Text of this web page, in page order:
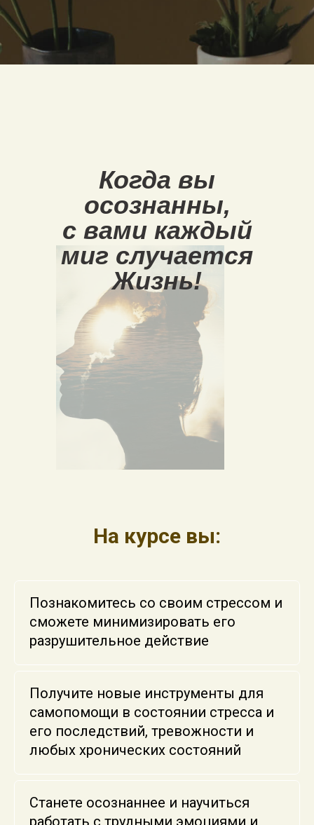
Когда вы
осознанны,
с вами каждый
миг случается
Жизнь!
На курсе вы:
Познакомитесь со своим стрессом и
сможете минимизировать его
разрушительное действие
Получите новые инструменты для
самопомощи в состоянии стресса и
его последствий, тревожности и
любых хронических состояний
Станете осознаннее и научиться
работать с трудными эмоциями и